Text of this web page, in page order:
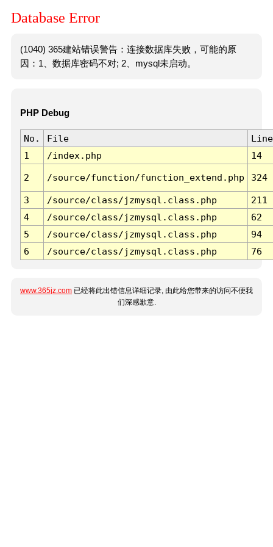
Database Error
(1040) 365建站错误警告：连接数据库失败，可能的原
因：1、数据库密码不对; 2、mysql未启动。
PHP Debug
No. File
Line
1
/index.php 14
2 /source/function/function_extend.php 324
3 /source/class/jzmysql.class.php
211
4
/source/class/jzmysql.class.php
62
5
/source/class/jzmysql.class.php
94
6
/source/class/jzmysql.class.php 76
www.365jz.com 已经将此出错信息详细记录, 由此给您带来的访问不便我
们深感歉意.